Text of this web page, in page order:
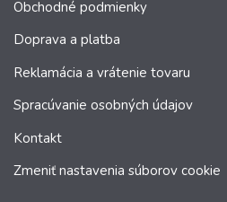
Obchodné podmienky
Doprava a platba
Reklamácia a vrátenie tovaru
Spracúvanie osobných údajov
Kontakt
Zmeniť nastavenia súborov cookie